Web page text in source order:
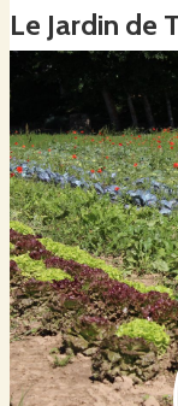
Le Jardin de